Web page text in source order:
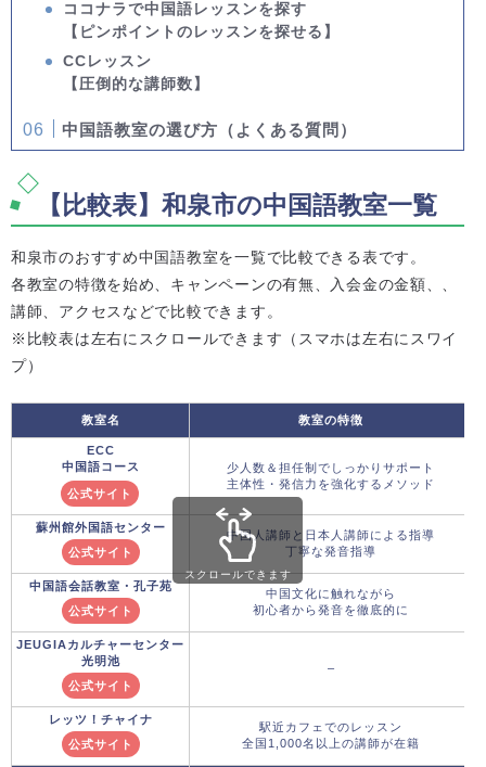
ココナラで中国語レッスンを探す
【ピンポイントのレッスンを探せる】
CCレッスン
【圧倒的な講師数】
中国語教室の選び方（よくある質問）
【比較表】和泉市の中国語教室一覧
和泉市のおすすめ中国語教室を一覧で比較できる表です。
各教室の特徴を始め、キャンペーンの有無、入会金の金額、、
講師、アクセスなどで比較できます。
※比較表は左右にスクロールできます（スマホは左右にスワイ
プ）
教室名 教室の特徴
ECC
中国語コース
公式サイト
少人数＆担任制でしっかりサポート
主体性・発信力を強化するメソッド
蘇州館外国語センター
公式サイト
中国人講師と日本人講師による指導
丁寧な発音指導
中国語会話教室・孔子苑
公式サイト
中国文化に触れながら
初心者から発音を徹底的に
JEUGIAカルチャーセンター
光明池
公式サイト
–
レッツ！チャイナ
公式サイト
駅近カフェでのレッスン
全国1,000名以上の講師が在籍
スクロールできます